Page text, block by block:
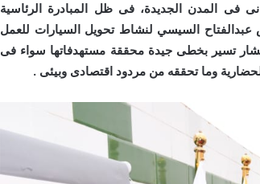
فى المدن الجديدة، فى ظل المبادرة الرئاسية
عبدالفتاح السيسي لنشاط تحويل السيارات للعمل
تسير بخطى جيدة محققة مستهدفاتها سواء فى
وما تحققه من مردود اقتصادى وبيئى .